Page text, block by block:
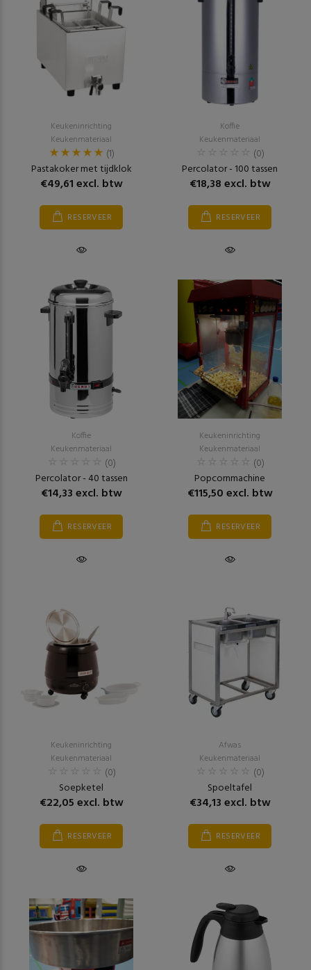
Keukeninrichting
Keukenmateriaal
(1)
Pastakoker met tijdklok
€49,61 excl. btw
RESERVEER
Koffie
Keukenmateriaal
(0)
Percolator - 100 tassen
€18,38 excl. btw
RESERVEER
Koffie
Keukenmateriaal
(0)
Percolator - 40 tassen
€14,33 excl. btw
RESERVEER
Keukeninrichting
Keukenmateriaal
(0)
Popcornmachine
€115,50 excl. btw
RESERVEER
Keukeninrichting
Keukenmateriaal
(0)
Soepketel
€22,05 excl. btw
RESERVEER
Afwas
Keukenmateriaal
(0)
Spoeltafel
€34,13 excl. btw
RESERVEER